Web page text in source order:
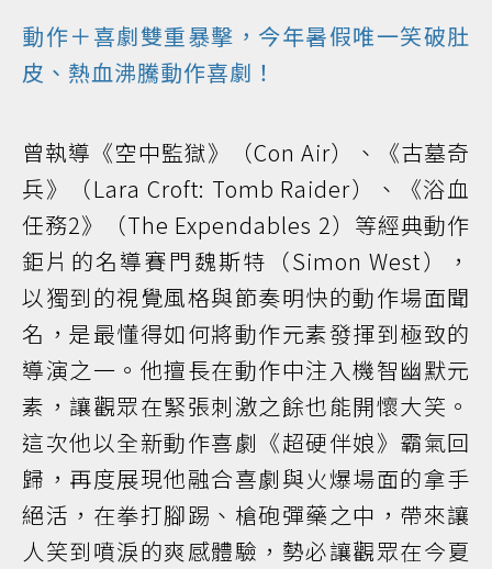
動作＋喜劇雙重暴擊，今年暑假唯一笑破肚
皮、熱血沸騰動作喜劇！
曾執導《空中監獄》（Con Air）、《古墓奇
兵》（Lara Croft: Tomb Raider）、《浴血
任務2》（The Expendables 2）等經典動作
鉅片的名導賽門魏斯特（Simon West），
以獨到的視覺風格與節奏明快的動作場面聞
名，是最懂得如何將動作元素發揮到極致的
導演之一。他擅長在動作中注入機智幽默元
素，讓觀眾在緊張刺激之餘也能開懷大笑。
這次他以全新動作喜劇《超硬伴娘》霸氣回
歸，再度展現他融合喜劇與火爆場面的拿手
絕活，在拳打腳踢、槍砲彈藥之中，帶來讓
人笑到噴淚的爽感體驗，勢必讓觀眾在今夏